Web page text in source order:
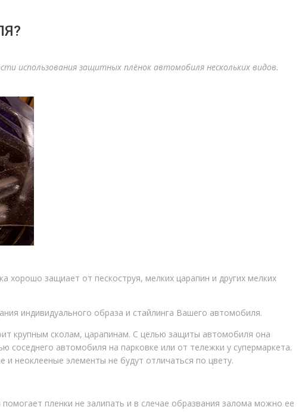
использования защитных плёнок автомобиля нескольких видов.
защиает от пескоструя, мелких царапин и других мелких
индивидуального образа и стайлинга Вашего автомобиля.
крупным сколам, царапинам. С целью защиты автомобиля она
автомобиля на парковке или от тележки у супермаркета.
и неоклееные элементы не будут отличаться по цвету.
пленки не залипать и в слечае образвания залома можно ее